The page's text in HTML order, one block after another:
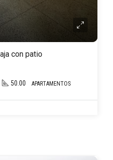
con patio
50.00 APARTAMENTOS